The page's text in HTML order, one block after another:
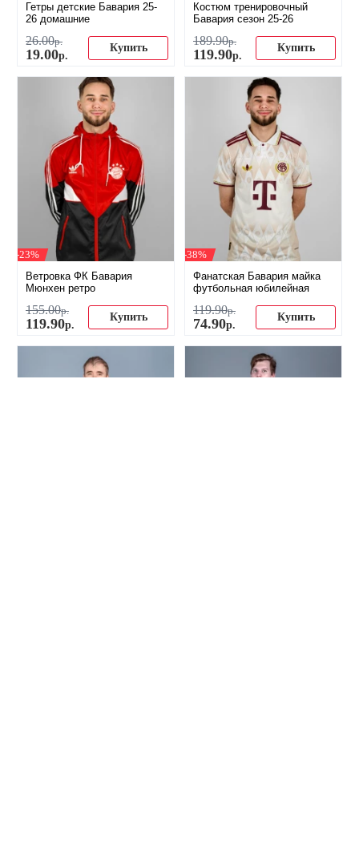
Гетры детские Бавария 25-
26 домашние
26.00р.
19.00р.
Купить
Костюм тренировочный
Бавария сезон 25-26
189.90р.
119.90р.
Купить
-23%
Ветровка ФК Бавария
Мюнхен ретро
155.00р.
119.90р.
Купить
-38%
Фанатская Бавария майка
футбольная юбилейная
119.90р.
74.90р.
Купить